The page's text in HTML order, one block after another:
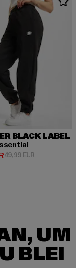
BLACK LABEL
Preis: 34,99 EUR
49,99 EURAktionspreis:
UM
BLEI